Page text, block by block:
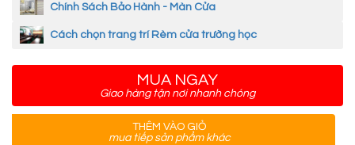
Chính Sách Bảo Hành - Màn Cửa
Cách chọn trang trí Rèm cửa trường học
MUA NGAY
Giao hàng tận nơi nhanh chóng
THÊM VÀO GIỎ
mua tiếp sản phẩm khác